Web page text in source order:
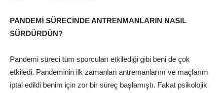
PANDEMİ SÜRECİNDE ANTRENMANLARIN NASIL
SÜRDÜRDÜN?
Pandemi süreci tüm sporcuları etkilediği gibi beni de çok
etkiledi. Pandeminin ilk zamanları antremanlarım ve maçlarım
iptal edildi benim için zor bir süreç başlamıştı. Fakat psikolojik